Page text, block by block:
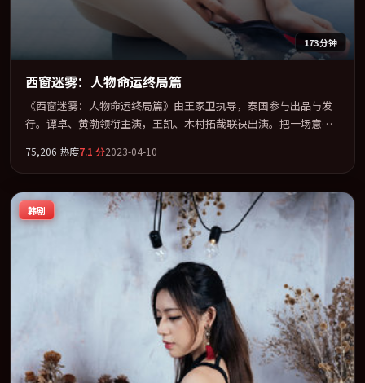
173分钟
西窗迷雾：人物命运终局篇
《西窗迷雾：人物命运终局篇》由王家卫执导，泰国参与出品与发
行。谭卓、黄渤领衔主演，王凯、木村拓哉联袂出演。把一场意外
事、表演与视听上力求统一。定于 2023-01-01 在内地院线及主流平
台同步亮相，2023 年度话题片中口碑稳健，适合喜欢强情节与人物
弧光的观众完整观看。
75,206 热度7.1 分2023-04-10
韩剧